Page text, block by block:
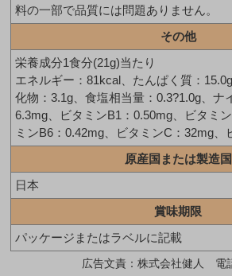
料の一部で品質には問題ありません。
その他
栄養成分1食分(21g)当たり
エネルギー：81kcal、たんぱく質：
化物：3.1g、食塩相当量：0.3?1.0g、ナ
6.3mg、ビタミンB1：0.50mg、ビタミ
ミンB6：0.42mg、ビタミンC：32mg、
原産国または製造国
日本
賞味期限
パッケージまたはラベルに記載
広告文責：株式会社健人